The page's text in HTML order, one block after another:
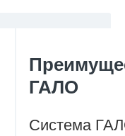
ГАЛО
Система